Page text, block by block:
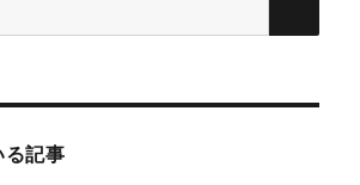
索
記事